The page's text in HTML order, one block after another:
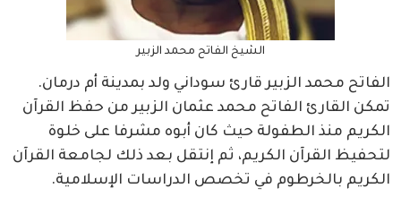
الشيخ الفاتح محمد الزبير
الفاتح محمد الزبير قارئ سوداني ولد بمدينة أم درمان.
تمكن القارئ الفاتح محمد عثمان الزبير من حفظ القرآن
الكريم منذ الطفولة حيث كان أبوه مشرفا على خلوة
لتحفيظ القرآن الكريم، ثم إنتقل بعد ذلك لجامعة القرآن
الكريم بالخرطوم في تخصص الدراسات الإسلامية.